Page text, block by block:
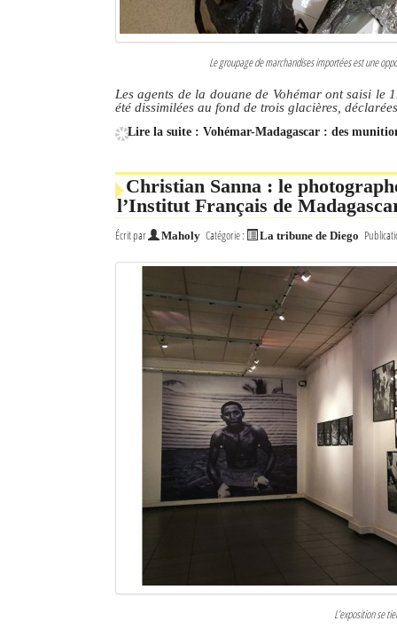
Le groupage de marchandises importées est une
Les agents de la douane de Vohémar ont saisi
été dissimilées au fond de trois glacières,
Lire la suite : Vohémar-Madagascar : des
Christian Sanna : le
l’Institut Français de
Écrit par Maholy Catégorie : La tribune de Diego
L’exposition se